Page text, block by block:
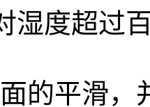
湿度超过
平滑，